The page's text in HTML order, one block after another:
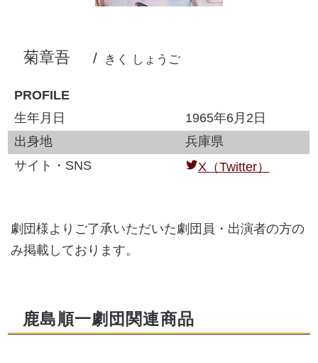
菊章吾 きく しょうご
PROFILE
生年月日
1965年6月2日
出身地
兵庫県
サイト・SNS
X（Twitter）
劇団様よりご了承いただいた劇団員・出演者の方の
み掲載しております。
鹿島順一劇団関連商品